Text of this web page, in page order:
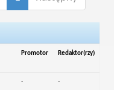
Promotor Redaktor(rzy)
- -